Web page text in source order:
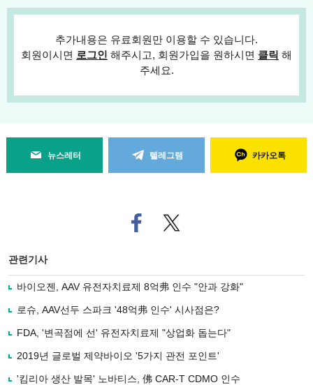
추가내용은 유료회원만 이용할 수 있습니다.
회원이시면 로그인 해주시고, 회원가입을 원하시면 클릭 해
주세요.
뉴스레터 텔레그램 카카오톡
페
이
로
기
사
유
기
트위
터로
관련기사
바이오젠, AAV 유전자치료제 8억弗 인수 "안과 강화"
로슈, AAV선두 스파크 '48억弗 인수' 시사점은?
FDA, '변곡점에 선' 유전자치료제 "상업화 돕는다"
2019년 글로벌 제약바이오 '5가지 관전 포인트'
'킴리아 생산 발목' 노바티스, 佛 CAR-T CDMO 인수